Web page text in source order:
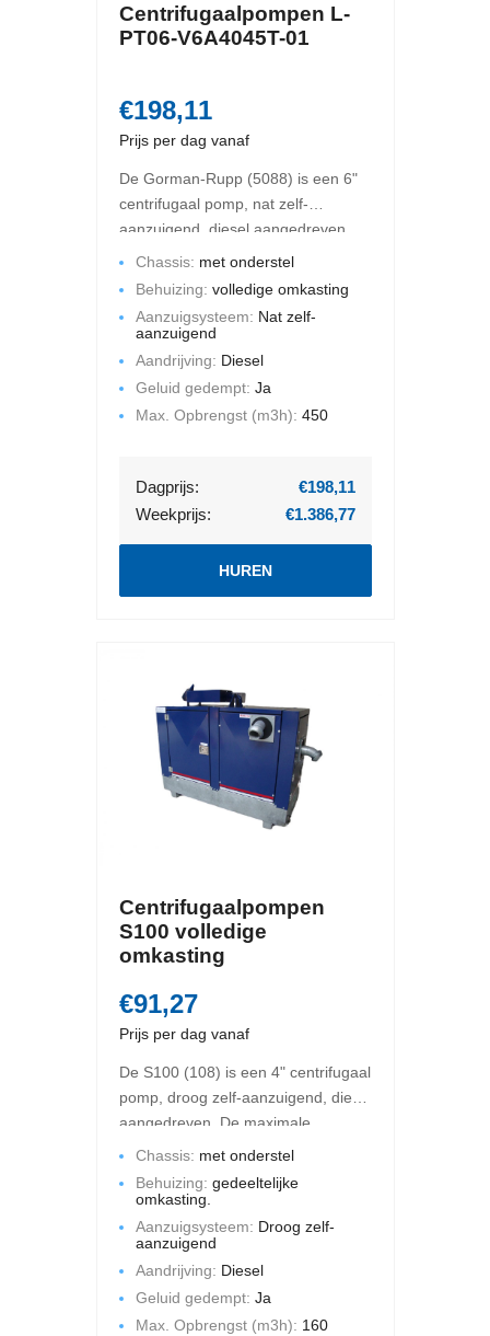
Centrifugaalpompen L-
PT06-V6A4045T-01
Prijs per dag vanaf
€198,11
De Gorman-Rupp (5088) is een 6"
centrifugaal pomp, nat zelf-
aanzuigend, diesel aangedreven.
De maximale opbrengst is 450 m3
Deze pompset is gemonteerd op
een chassis met een volledige
omkasting. Geluid gedempt.
Chassis: met onderstel
Behuizing: volledige omkasting
Aanzuigsysteem: Nat zelf-
aanzuigend
Aandrijving: Diesel
Geluid gedempt: Ja
Max. Opbrengst (m3h): 450
Dagprijs:
€198,11
Weekprijs:
€1.386,77
HUREN
Centrifugaalpompen
S100 volledige
omkasting
Prijs per dag vanaf
€91,27
De S100 (108) is een 4" centrifugaal
pomp, droog zelf-aanzuigend, diesel
aangedreven. De maximale
opbrengst is 160 m3 per uur en de
22 mWk. Deze pompset is
gemonteerd op een chassis met
een volledige omkasting. Geluid
gedempt.
Chassis: met onderstel
Behuizing: gedeeltelijke
omkasting.
Aanzuigsysteem: Droog zelf-
aanzuigend
Aandrijving: Diesel
Geluid gedempt: Ja
Max. Opbrengst (m3h): 160